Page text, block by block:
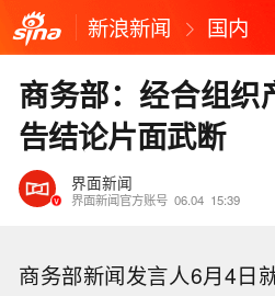
新浪新闻 国内
商务部：经合组织
告结论片面武断
界面新闻
界面新闻官方账号 06.04 15:39
商务部新闻发言人6月4日